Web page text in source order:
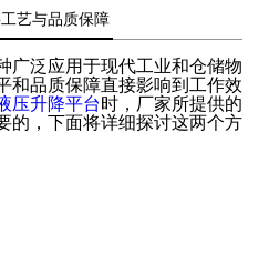
艺与品质保障
广泛应用于现代工业和仓储物
和品质保障直接影响到工作效
压升降平台时，厂家所提供的
的，下面将详细探讨这两个方